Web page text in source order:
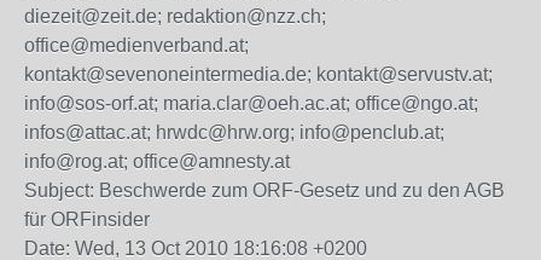
diezeit@zeit.de; redaktion@nzz.ch;
office@medienverband.at;
kontakt@sevenoneintermedia.de; kontakt@servustv.at;
info@sos-orf.at; maria.clar@oeh.ac.at; office@ngo.at;
infos@attac.at; hrwdc@hrw.org; info@penclub.at;
info@rog.at; office@amnesty.at
Subject: Beschwerde zum ORF-Gesetz und zu den AGB
für ORFinsider
Date: Wed, 13 Oct 2010 18:16:08 +0200